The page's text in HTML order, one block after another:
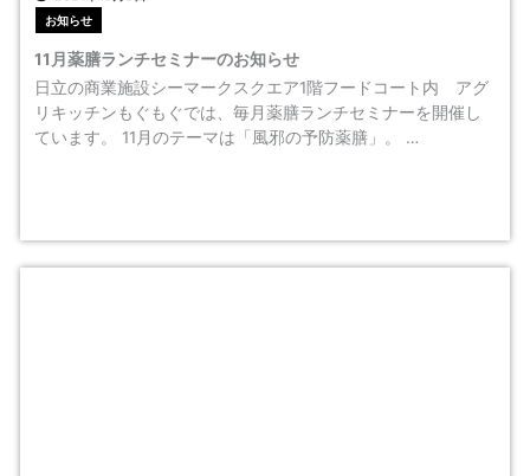
お知らせ
11月薬膳ランチセミナーのお知らせ
日立の商業施設シーマークスクエア1階フードコート内 アグ
リキッチンもぐもぐでは、毎月薬膳ランチセミナーを開催し
ています。 11月のテーマは「風邪の予防薬膳」。 …